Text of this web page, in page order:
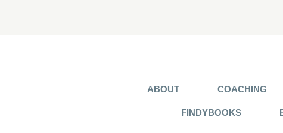
ABOUT COACHING
FINDYBOOKS